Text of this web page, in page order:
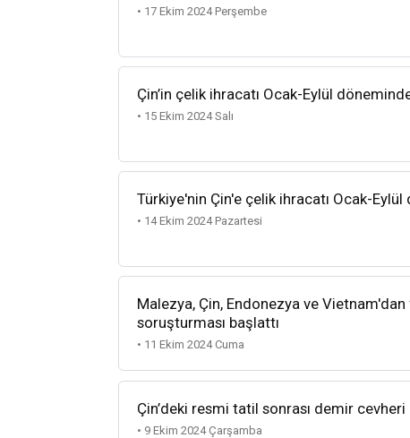
• 17 Ekim 2024 Perşembe
Çin’in çelik ihracatı Ocak-Eylül
• 15 Ekim 2024 Salı
Türkiye'nin Çin'e çelik ihracatı Ocak-Eylül
• 14 Ekim 2024 Pazartesi
Malezya, Çin, Endonezya ve
soruşturması başlattı
• 11 Ekim 2024 Cuma
Çin’deki resmi tatil sonrası demir
• 9 Ekim 2024 Çarşamba